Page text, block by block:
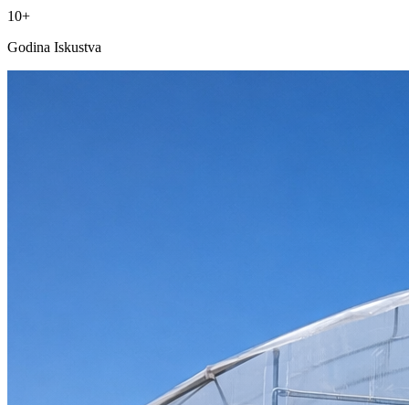
10+
Godina Iskustva